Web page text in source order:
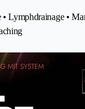
• Lymphdrainage •